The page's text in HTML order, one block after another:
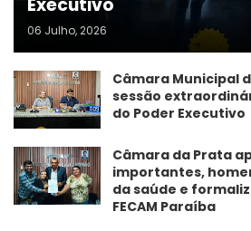
06 Julho, 2026
Câmara Municipal
sessão
do Poder Executivo
​Câmara da Prata
importantes,
da saúde e
FECAM Paraíba